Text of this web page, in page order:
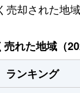
却された地域
れた地域（
ランキング